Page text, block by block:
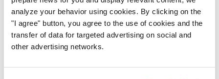
analyze your behavior using cookies. By clicking on the
"I agree" button, you agree to the use of cookies and the
transfer of data for targeted advertising on social and
other advertising networks.